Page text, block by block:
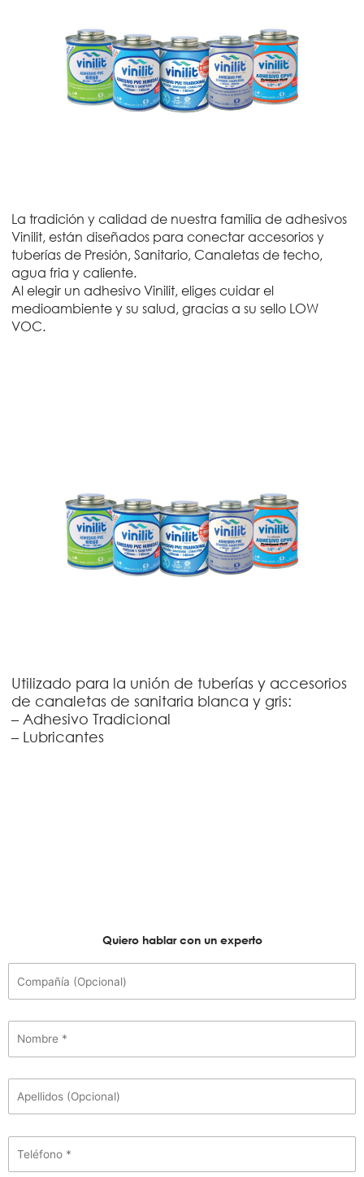
La tradición y calidad de nuestra familia de adhesivos
Vinilit, están diseñados para conectar accesorios y
tuberías de Presión, Sanitario, Canaletas de techo,
agua fria y caliente.
Al elegir un adhesivo Vinilit, eliges cuidar el
medioambiente y su salud, gracias a su sello LOW
VOC.
Utilizado para la unión de tuberías y accesorios
de canaletas de sanitaria blanca y gris:
– Adhesivo Tradicional
– Lubricantes
Quiero hablar con un experto